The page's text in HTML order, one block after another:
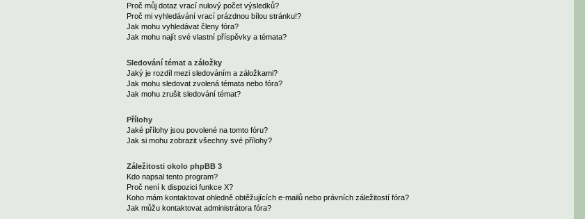
Proč můj dotaz vrací nulový počet výsledků?
Proč mi vyhledávání vrací prázdnou bílou stránku!?
Jak mohu vyhledávat členy fóra?
Jak mohu najít své vlastní příspěvky a témata?
Sledování témat a záložky
Jaký je rozdíl mezi sledováním a záložkami?
Jak mohu sledovat zvolená témata nebo fóra?
Jak mohu zrušit sledování témat?
Přílohy
Jaké přílohy jsou povolené na tomto fóru?
Jak si mohu zobrazit všechny své přílohy?
Záležitosti okolo phpBB 3
Kdo napsal tento program?
Proč není k dispozici funkce X?
Koho mám kontaktovat ohledně obtěžujících e-mailů nebo právních záležitostí fóra?
Jak můžu kontaktovat administrátora fóra?